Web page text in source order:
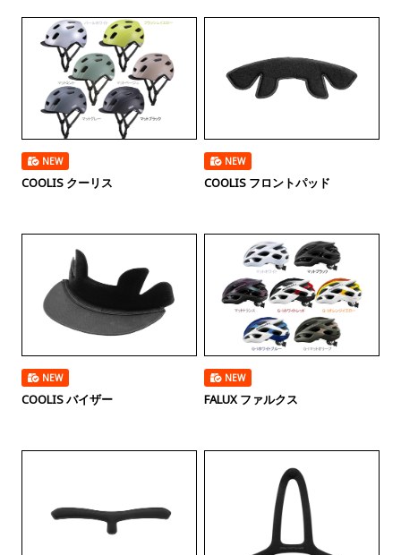
NEW
COOLIS クーリス
NEW
COOLIS フロントパッド
NEW
COOLIS バイザー
NEW
FALUX ファルクス